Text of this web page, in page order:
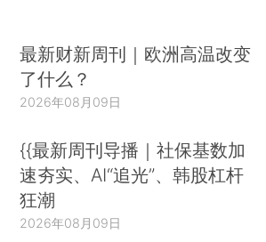
最新财新周刊｜欧洲高温改变
了什么？
2026年08月09日
{{最新周刊导播｜社保基数加
速夯实、AI“追光”、韩股杠杆
狂潮
2026年08月09日